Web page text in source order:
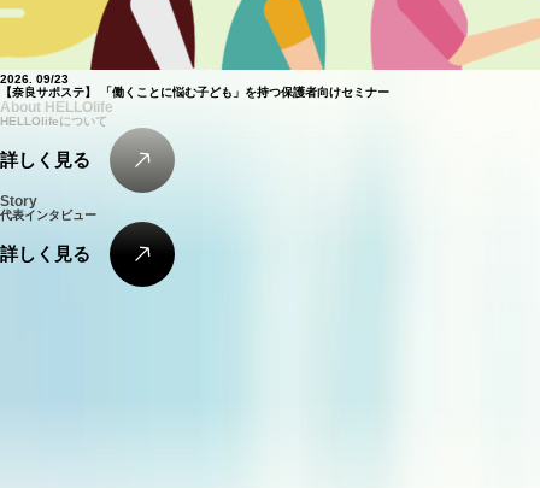
2026. 09/23
【奈良サポステ】 「働くことに悩む子ども」を持つ保護者向けセミナー
About HELLOlife
HELLOlifeについて
詳し く 見る
Story
代表インタビュー
詳し く 見る